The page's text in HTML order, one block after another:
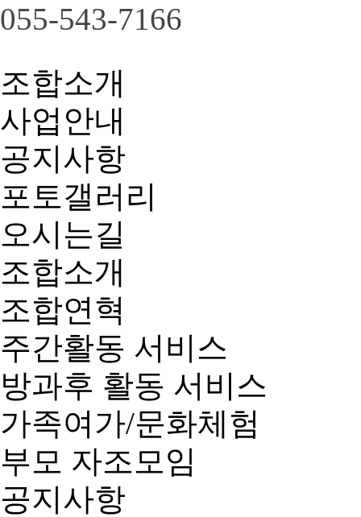
055-543-7166
조합소개
사업안내
공지사항
포토갤러리
오시는길
조합소개
조합연혁
주간활동 서비스
방과후 활동 서비스
가족여가/문화체험
부모 자조모임
공지사항